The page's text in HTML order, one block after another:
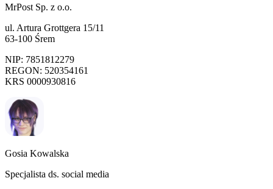
MrPost Sp. z o.o.
ul. Artura Grottgera 15/11
63-100 Śrem
NIP: 7851812279
REGON: 520354161
KRS 0000930816
Gosia Kowalska
Specjalista ds. social media